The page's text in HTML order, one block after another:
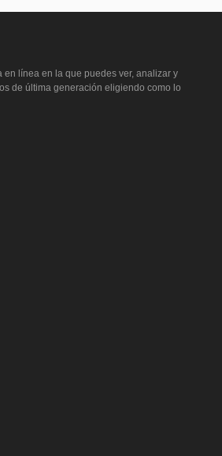
en línea en la que puedes ver, analizar y
de última generación eligiendo como lo